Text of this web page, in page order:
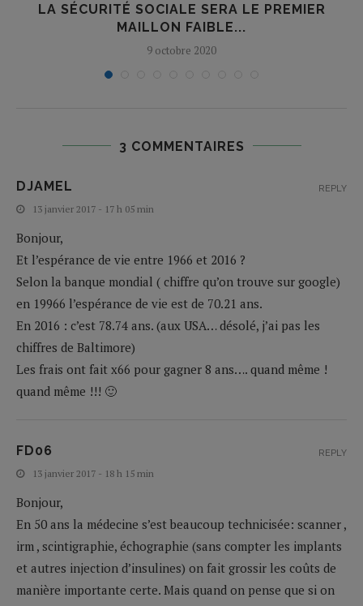
LA SÉCURITÉ SOCIALE SERA LE PREMIER
MAILLON FAIBLE...
9 octobre 2020
3 COMMENTAIRES
DJAMEL
13 janvier 2017 - 17 h 05 min
Bonjour,
Et l’espérance de vie entre 1966 et 2016 ?
Selon la banque mondial ( chiffre qu’on trouve sur google)
en 19966 l’espérance de vie est de 70.21 ans.
En 2016 : c’est 78.74 ans. (aux USA… désolé, j’ai pas les
chiffres de Baltimore)
Les frais ont fait x66 pour gagner 8 ans…. quand même !
quand même !!! 🙂
REPLY
FD06
13 janvier 2017 - 18 h 15 min
Bonjour,
En 50 ans la médecine s’est beaucoup technicisée: scanner ,
irm , scintigraphie, échographie (sans compter les implants
et autres injection d’insulines) on fait grossir les coûts de
manière importante certe. Mais quand on pense que si on
REPLY